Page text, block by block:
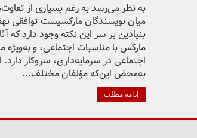
به نظر می‌رسد به رغم بسیاری از
میان نویسندگان مارکسیست توافقی
بنیادین بر سر این نکته وجود دارد که
مارکس با مناسبات اجتماعی، و به‌ویژه
اجتماعی در سرمایه‌داری، سروکار دارد.
به‌محض این‌که مؤلفان مختلف...
ادامه مطلب